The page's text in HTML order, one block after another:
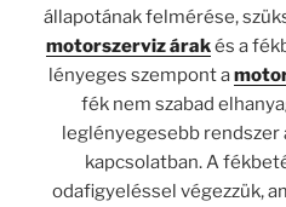
állapotának felmérése,
motorszerviz árakés a
lényeges szempont a
fék nem szabad
leglényegesebb
kapcsolatban. A
odafigyeléssel végezzük,